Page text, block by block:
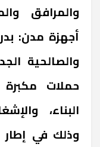
والمرافق
والصالحية
حملات مكبرة
البناء،
وذلك في إطار